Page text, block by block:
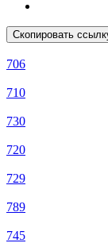
Скопировать
706
710
730
720
729
789
745